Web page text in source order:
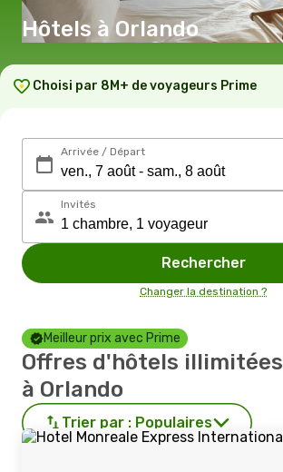
Hôtels à Orlando
Choisi par 8M+ de voyageurs Prime
Arrivée / Départ
Invités
Rechercher
Changer la destination ?
Meilleur prix avec Prime
Offres d'hôtels illimitées
à Orlando
Trier par : Populaires